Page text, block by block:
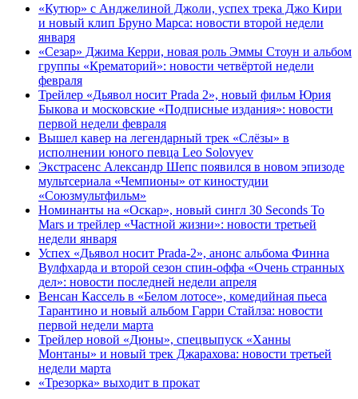
«Кутюр» с Анджелиной Джоли, успех трека Джо Кири
и новый клип Бруно Марса: новости второй недели
января
«Сезар» Джима Керри, новая роль Эммы Стоун и альбом
группы «Крематорий»: новости четвёртой недели
февраля
Трейлер «Дьявол носит Prada 2», новый фильм Юрия
Быкова и московские «Подписные издания»: новости
первой недели февраля
Вышел кавер на легендарный трек «Слёзы» в
исполнении юного певца Leo Solovyev
Экстрасенс Александр Шепс появился в новом эпизоде
мультсериала «Чемпионы» от киностудии
«Союзмультфильм»
Номинанты на «Оскар», новый сингл 30 Seconds To
Mars и трейлер «Частной жизни»: новости третьей
недели января
Успех «Дьявол носит Prada-2», анонс альбома Финна
Вулфхарда и второй сезон спин-оффа «Очень странных
дел»: новости последней недели апреля
Венсан Кассель в «Белом лотосе», комедийная пьеса
Тарантино и новый альбом Гарри Стайлза: новости
первой недели марта
Трейлер новой «Дюны», спецвыпуск «Ханны
Монтаны» и новый трек Джарахова: новости третьей
недели марта
«Трезорка» выходит в прокат